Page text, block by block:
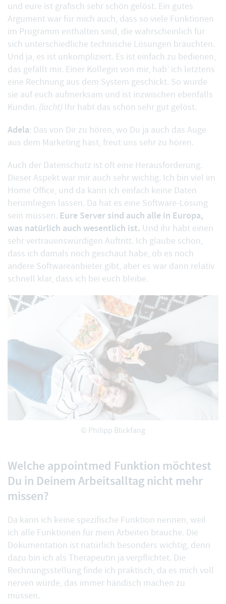
und eure ist grafisch sehr schön gelöst. Ein gutes
Argument war für mich auch, dass so viele Funktionen
im Programm enthalten sind, die wahrscheinlich für
sich unterschiedliche technische Lösungen bräuchten.
Und ja, es ist unkompliziert. Es ist einfach zu bedienen,
das gefällt mir. Einer Kollegin von mir, hab’ ich letztens
eine Rechnung aus dem System geschickt. So wurde
sie auf euch aufmerksam und ist inzwischen ebenfalls
Kundin. (lacht) Ihr habt das schon sehr gut gelöst.
Adela: Das von Dir zu hören, wo Du ja auch das Auge
aus dem Marketing hast, freut uns sehr zu hören.
Auch der Datenschutz ist oft eine Herausforderung.
Dieser Aspekt war mir auch sehr wichtig. Ich bin viel im
Home Office, und da kann ich einfach keine Daten
herumliegen lassen. Da hat es eine Software-Lösung
sein müssen. Eure Server sind auch alle in Europa,
was natürlich auch wesentlich ist. Und ihr habt einen
sehr vertrauenswürdigen Auftritt. Ich glaube schon,
dass ich damals noch geschaut habe, ob es noch
andere Softwareanbieter gibt, aber es war dann relativ
schnell klar, dass ich bei euch bleibe.
© Philipp Blickfang
Welche appointmed Funktion möchtest
Du in Deinem Arbeitsalltag nicht mehr
missen?
Da kann ich keine spezifische Funktion nennen, weil
ich alle Funktionen für mein Arbeiten brauche. Die
Dokumentation ist natürlich besonders wichtig, denn
dazu bin ich als Therapeutin ja verpflichtet. Die
Rechnungsstellung finde ich praktisch, da es mich voll
nerven würde, das immer händisch machen zu
müssen.